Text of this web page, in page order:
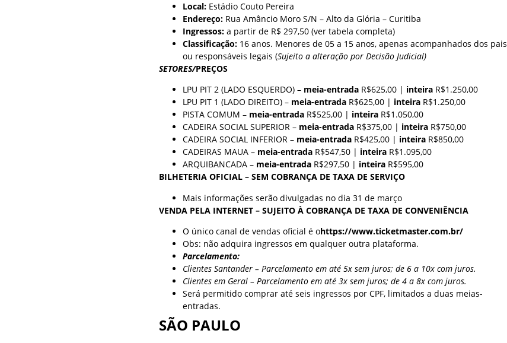
Local: Estádio Couto Pereira
Endereço: Rua Amâncio Moro S/N – Alto da Glória – Curitiba
Ingressos: a partir de R$ 297,50 (ver tabela completa)
Classificação: 16 anos. Menores de 05 a 15 anos, apenas acompanhados dos pais
ou responsáveis legais (Sujeito a alteração por Decisão Judicial)
SETORES/PREÇOS
LPU PIT 2 (LADO ESQUERDO) – meia-entrada R$625,00 | inteira R$1.250,00
LPU PIT 1 (LADO DIREITO) – meia-entrada R$625,00 | inteira R$1.250,00
PISTA COMUM – meia-entrada R$525,00 | inteira R$1.050,00
CADEIRA SOCIAL SUPERIOR – meia-entrada R$375,00 | inteira R$750,00
CADEIRA SOCIAL INFERIOR – meia-entrada R$425,00 | inteira R$850,00
CADEIRAS MAUA – meia-entrada R$547,50 | inteira R$1.095,00
ARQUIBANCADA – meia-entrada R$297,50 | inteira R$595,00
BILHETERIA OFICIAL – SEM COBRANÇA DE TAXA DE SERVIÇO
Mais informações serão divulgadas no dia 31 de março
VENDA PELA INTERNET – SUJEITO À COBRANÇA DE TAXA DE CONVENIÊNCIA
O único canal de vendas oficial é ohttps://www.ticketmaster.com.br/
Obs: não adquira ingressos em qualquer outra plataforma.
Parcelamento:
Clientes Santander – Parcelamento em até 5x sem juros; de 6 a 10x com juros.
Clientes em Geral – Parcelamento em até 3x sem juros; de 4 a 8x com juros.
Será permitido comprar até seis ingressos por CPF, limitados a duas meias-
entradas.
SÃO PAULO